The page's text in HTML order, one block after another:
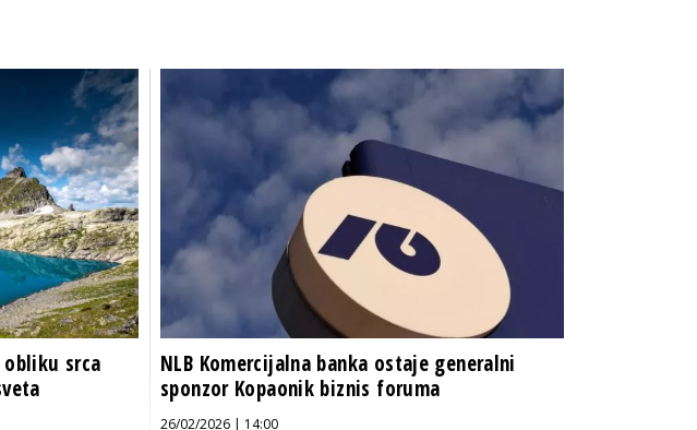
srca
NLB Komercijalna banka ostaje generalni
sponzor Kopaonik biznis foruma
26/02/2026 | 14:00